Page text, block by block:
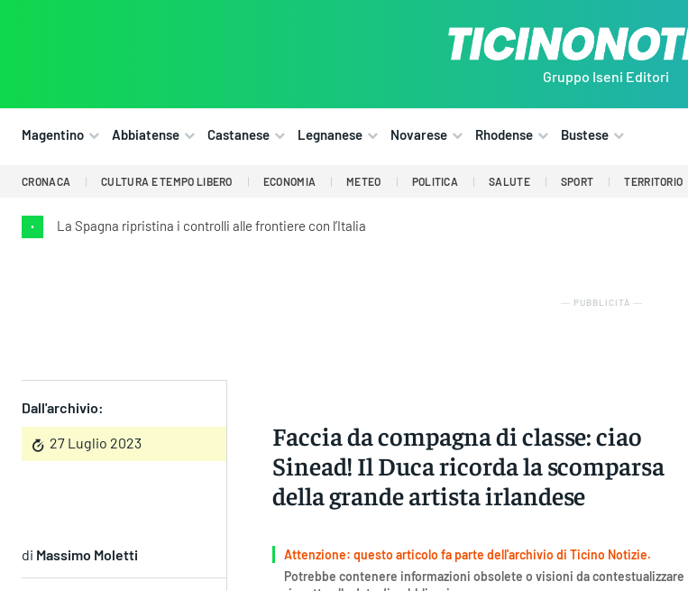
Gruppo Iseni Editori
Magentino Abbiatense Castanese Legnanese Novarese Rhodense Bustese
CRONACA CULTURA E TEMPO LIBERO ECONOMIA METEO POLITICA SALUTE SPORT TERRITORIO
• La Spagna ripristina i controlli alle frontiere con l’Italia
― PUBBLICITÀ ―
Dall'archivio:
27 Luglio 2023
Faccia da compagna di classe: ciao
Sinead! Il Duca ricorda la scomparsa
della grande artista irlandese
di Massimo Moletti
Attenzione: questo articolo fa parte dell'archivio di Ticino Notizie.
Potrebbe contenere informazioni obsolete o visioni da contestualizzare